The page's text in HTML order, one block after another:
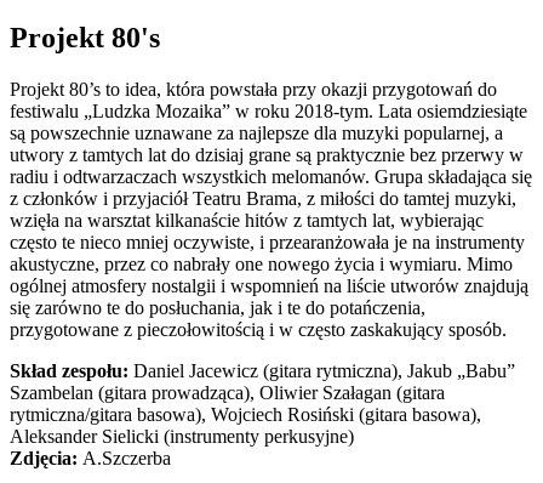
Projekt 80's
Projekt 80’s to idea, która powstała przy okazji przygotowań do
festiwalu „Ludzka Mozaika” w roku 2018-tym. Lata osiemdziesiąte
są powszechnie uznawane za najlepsze dla muzyki popularnej, a
utwory z tamtych lat do dzisiaj grane są praktycznie bez przerwy w
radiu i odtwarzaczach wszystkich melomanów. Grupa składająca się
z członków i przyjaciół Teatru Brama, z miłości do tamtej muzyki,
wzięła na warsztat kilkanaście hitów z tamtych lat, wybierając
często te nieco mniej oczywiste, i przearanżowała je na instrumenty
akustyczne, przez co nabrały one nowego życia i wymiaru. Mimo
ogólnej atmosfery nostalgii i wspomnień na liście utworów znajdują
się zarówno te do posłuchania, jak i te do potańczenia,
przygotowane z pieczołowitością i w często zaskakujący sposób.
Skład zespołu: Daniel Jacewicz (gitara rytmiczna), Jakub „Babu”
Szambelan (gitara prowadząca), Oliwier Szałagan (gitara
rytmiczna/gitara basowa), Wojciech Rosiński (gitara basowa),
Aleksander Sielicki (instrumenty perkusyjne)
Zdjęcia: A.Szczerba